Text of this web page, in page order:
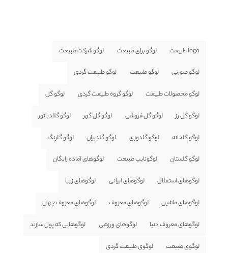
logo طبیعت لوگو برای طبیعت لوگو شرکت طبیعت
لوگو صورتی لوگو طبیعت لوگو طبیعت گردی
لوگو محصولات طبیعت لوگو گروه طبیعت گردی لوگو گل
لوگو گل رز لوگو گل فروشی لوگو گل گهر لوگو گلادیاتور
لوگو گلخانه لوگو گلدوزی لوگو گلدیران لوگو گلرنگ
لوگو گلستان لوگوتایپ طبیعت لوگوهای آماده رایگان
لوگوهای استقلال لوگوهای ایرانی لوگوهای زیبا
لوگوهای ماشین لوگوهای معروف لوگوهای معروف جهان
لوگوهای معروف دنیا لوگوهای ورزشی لوگوهایی که پول سازند
لوگوی طبیعت لوگوی طبیعت گردی